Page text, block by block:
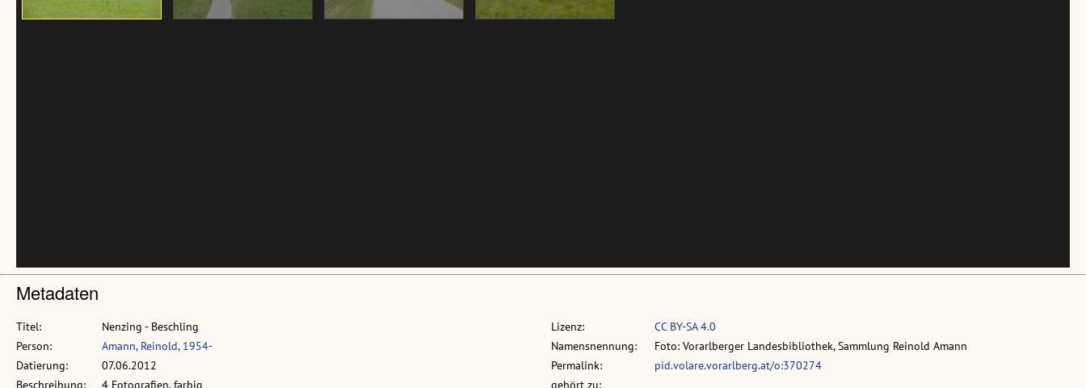
Metadaten
Titel:
Nenzing - Beschling
Person:
Amann, Reinold, 1954-
Datierung:
07.06.2012
Beschreibung:
4 Fotografien, farbig
Lizenz:
CC BY-SA 4.0
Namensnennung:
Foto: Vorarlberger Landesbibliothek, Sammlung Reinold Amann
Permalink:
pid.volare.vorarlberg.at/o:370274
gehört zu: